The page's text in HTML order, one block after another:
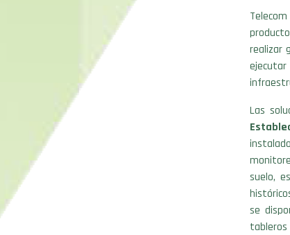
realizar
ejecutar
Las
suelo,
se